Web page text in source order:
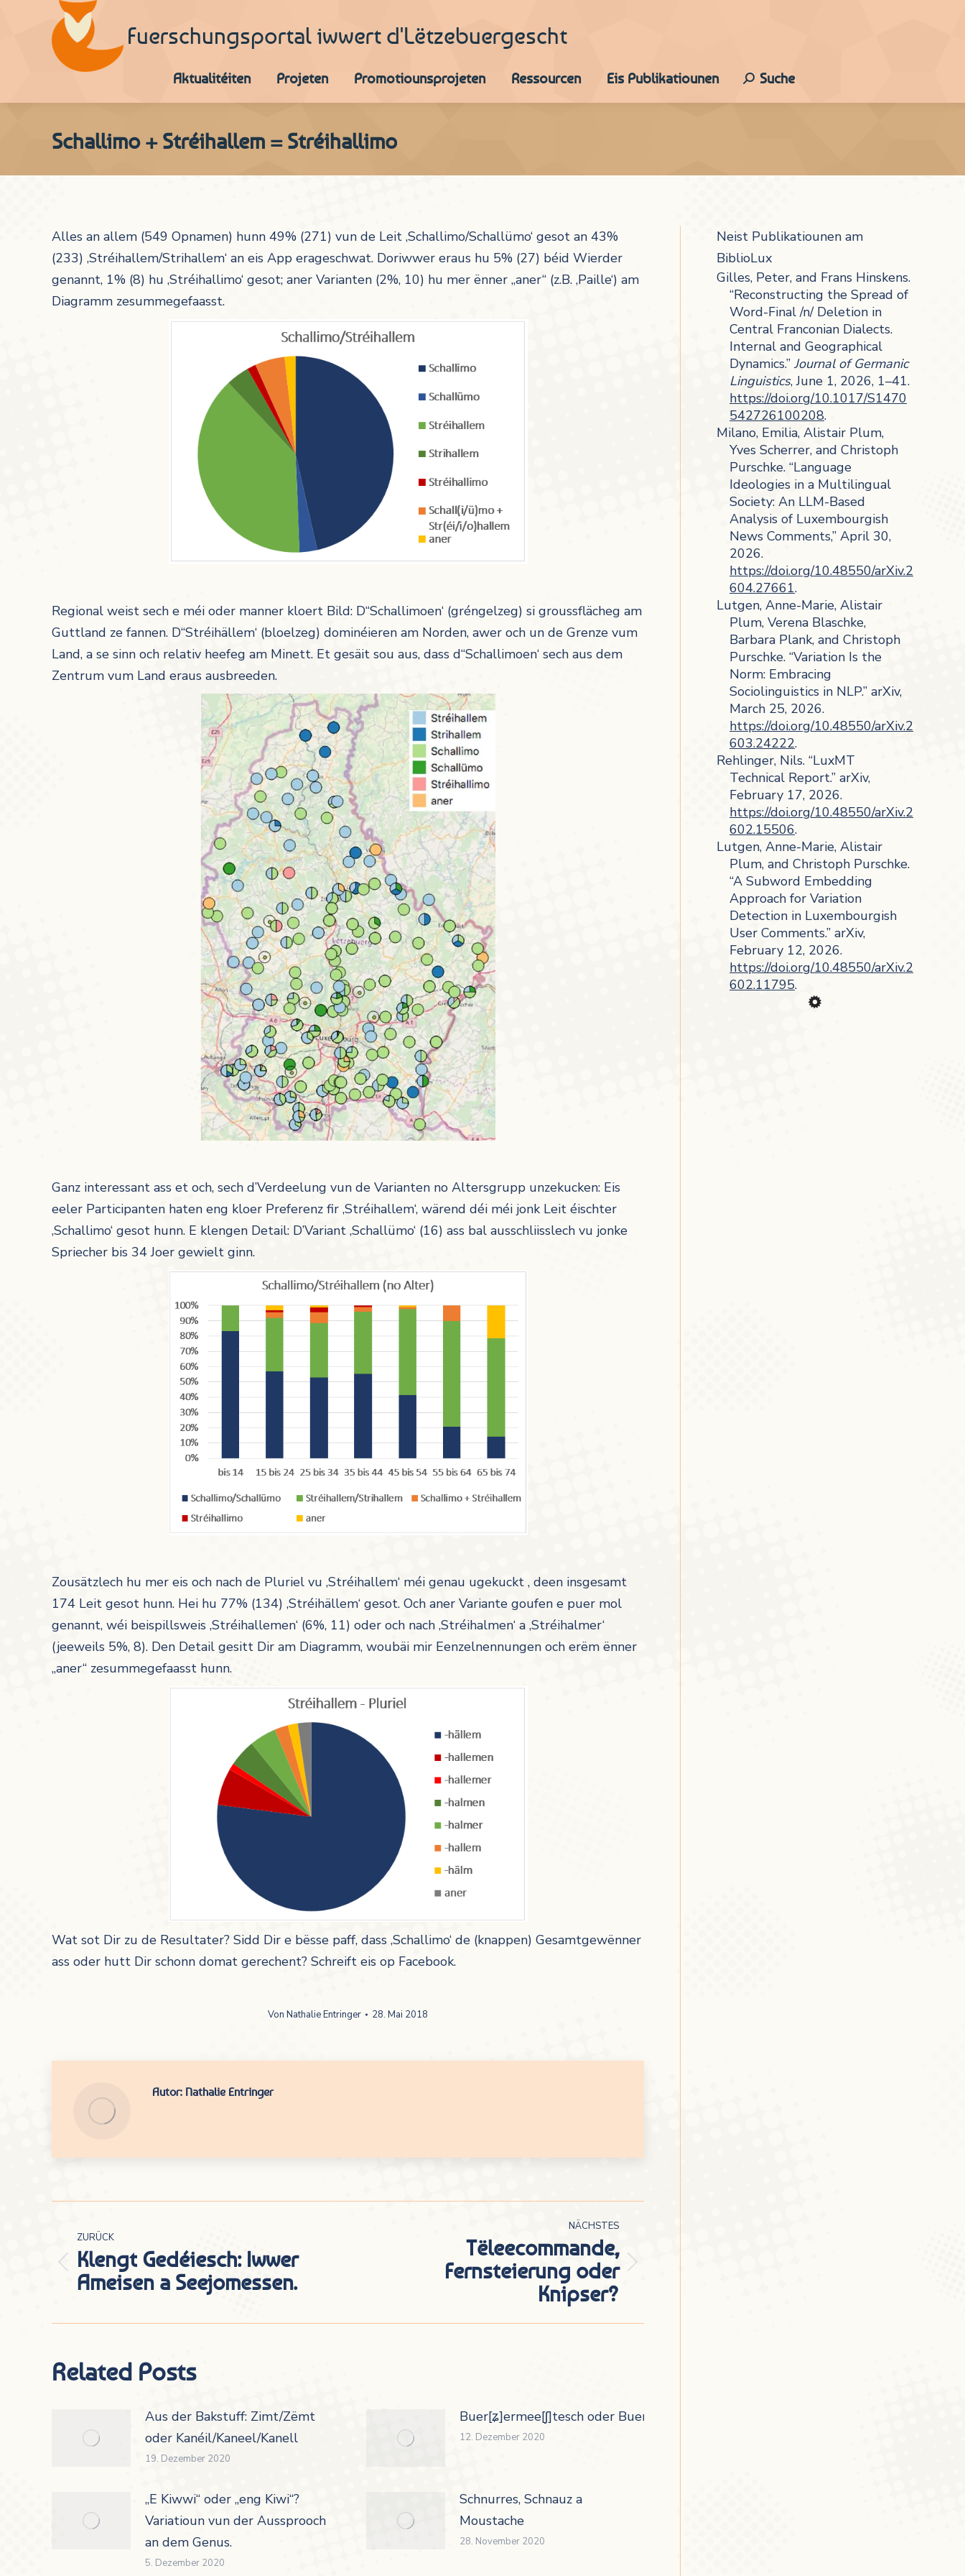
Fuerschungsportal iwwert d'Lëtzebuergescht
Aktualitéiten Projeten Promotiounsprojeten Ressourcen Eis Publikatiounen Search:
Suche
Schallimo + Stréihallem = Stréihallimo
Alles an allem (549 Opnamen) hunn 49% (271) vun de Leit ‚Schallimo/Schallümo‘ gesot an 43%
(233) ‚Stréihallem/Strihallem‘ an eis App erageschwat. Doriwwer eraus hu 5% (27) béid Wierder
genannt, 1% (8) hu ‚Stréihallimo‘ gesot; aner Varianten (2%, 10) hu mer ënner „aner“ (z.B. ‚Paille‘) am
Diagramm zesummegefaasst.
Regional weist sech e méi oder manner kloert Bild: D“Schallimoen‘ (gréngelzeg) si groussflächeg am
Guttland ze fannen. D“Stréihällem‘ (bloelzeg) dominéieren am Norden, awer och un de Grenze vum
Land, a se sinn och relativ heefeg am Minett. Et gesäit sou aus, dass d“Schallimoen‘ sech aus dem
Zentrum vum Land eraus ausbreeden.
Ganz interessant ass et och, sech d’Verdeelung vun de Varianten no Altersgrupp unzekucken: Eis
eeler Participanten haten eng kloer Preferenz fir ‚Stréihallem‘, wärend déi méi jonk Leit éischter
‚Schallimo‘ gesot hunn. E klengen Detail: D’Variant ‚Schallümo‘ (16) ass bal ausschliisslech vu jonke
Spriecher bis 34 Joer gewielt ginn.
Zousätzlech hu mer eis och nach de Pluriel vu ‚Stréihallem‘ méi genau ugekuckt , deen insgesamt
174 Leit gesot hunn. Hei hu 77% (134) ‚Stréihällem‘ gesot. Och aner Variante goufen e puer mol
genannt, wéi beispillsweis ‚Stréihallemen‘ (6%, 11) oder och nach ‚Stréihalmen‘ a ‚Stréihalmer‘
(jeeweils 5%, 8). Den Detail gesitt Dir am Diagramm, woubäi mir Eenzelnennungen och erëm ënner
„aner“ zesummegefaasst hunn.
Wat sot Dir zu de Resultater? Sidd Dir e bësse paff, dass ‚Schallimo‘ de (knappen) Gesamtgewënner
ass oder hutt Dir schonn domat gerechent? Schreift eis op Facebook.
Von Nathalie Entringer 28. Mai 2018
Autor: Nathalie Entringer
ZURÜCK
Vorheriger
Beitrag:
Klengt Gedéiesch: Iwwer
Ameisen a Seejomessen.
NÄCHSTES
Tëleecommande,
Fernsteierung oder
Knipser?
Related Posts
Aus der Bakstuff: Zimt/Zëmt
oder Kanéil/Kaneel/Kanell
19. Dezember 2020
Buer[ʑ]ermee[ʃ]tesch oder Buer[j]ermee[s]terin?
12. Dezember 2020
„E Kiwwi“ oder „eng Kiwi“?
Variatioun vun der Aussprooch
an dem Genus.
5. Dezember 2020
Schnurres, Schnauz a
Moustache
28. November 2020
Neist Publikatiounen am
BiblioLux
Gilles, Peter, and Frans Hinskens.
“Reconstructing the Spread of
Word-Final /n/ Deletion in
Central Franconian Dialects.
Internal and Geographical
Dynamics.” Journal of Germanic
Linguistics, June 1, 2026, 1–41.
https://doi.org/10.1017/S1470
542726100208.
Milano, Emilia, Alistair Plum,
Yves Scherrer, and Christoph
Purschke. “Language
Ideologies in a Multilingual
Society: An LLM-Based
Analysis of Luxembourgish
News Comments,” April 30,
2026.
https://doi.org/10.48550/arXiv.2
604.27661.
Lutgen, Anne-Marie, Alistair
Plum, Verena Blaschke,
Barbara Plank, and Christoph
Purschke. “Variation Is the
Norm: Embracing
Sociolinguistics in NLP.” arXiv,
March 25, 2026.
https://doi.org/10.48550/arXiv.2
603.24222.
Rehlinger, Nils. “LuxMT
Technical Report.” arXiv,
February 17, 2026.
https://doi.org/10.48550/arXiv.2
602.15506.
Lutgen, Anne-Marie, Alistair
Plum, and Christoph Purschke.
“A Subword Embedding
Approach for Variation
Detection in Luxembourgish
User Comments.” arXiv,
February 12, 2026.
https://doi.org/10.48550/arXiv.2
602.11795.